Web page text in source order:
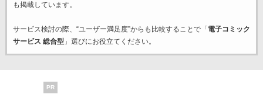
も掲載しています。
サービス検討の際、“ユーザー満足度”からも比較することで「 電子コミック
サービス 総合型」選びにお役立てください。
PR